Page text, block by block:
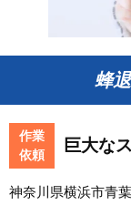
蜂
作業
依頼
巨大な
神奈川県横浜市青